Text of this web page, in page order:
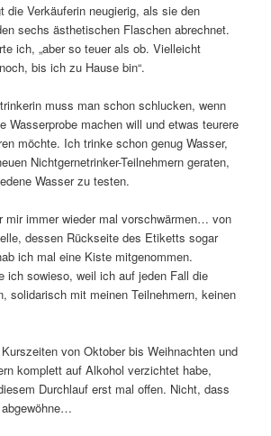
die Verkäuferin neugierig, als sie den
sechs ästhetischen Flaschen abrechnet.
ich, „aber so teuer als ob. Vielleicht
bis ich zu Hause bin“.
muss man schon schlucken, wenn
Wasserprobe machen will und etwas teurere
möchte. Ich trinke schon genug Wasser,
Nichtgernetrinker-Teilnehmern geraten,
Wasser zu testen.
mir immer wieder mal vorschwärmen… von
dessen Rückseite des Etiketts sogar
ich mal eine Kiste mitgenommen.
ich sowieso, weil ich auf jeden Fall die
solidarisch mit meinen Teilnehmern, keinen
von Oktober bis Weihnachten und
komplett auf Alkohol verzichtet habe,
Durchlauf erst mal offen. Nicht, dass